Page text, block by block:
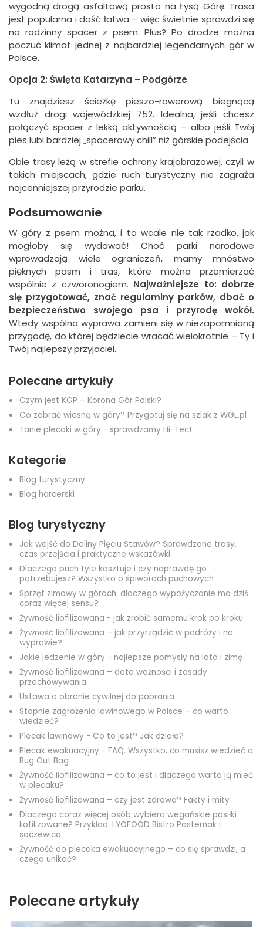
wygodną drogą asfaltową prosto na Łysą Górę. Trasa
jest popularna i dość łatwa – więc świetnie sprawdzi się
na rodzinny spacer z psem. Plus? Po drodze można
poczuć klimat jednej z najbardziej legendarnych gór w
Polsce.
Opcja 2: Święta Katarzyna – Podgórze
Tu znajdziesz ścieżkę pieszo-rowerową biegnącą
wzdłuż drogi wojewódzkiej 752. Idealna, jeśli chcesz
połączyć spacer z lekką aktywnością – albo jeśli Twój
pies lubi bardziej „spacerowy chill” niż górskie podejścia.
Obie trasy leżą w strefie ochrony krajobrazowej, czyli w
takich miejscach, gdzie ruch turystyczny nie zagraża
najcenniejszej przyrodzie parku.
Podsumowanie
W góry z psem można, i to wcale nie tak rzadko, jak
mogłoby się wydawać! Choć parki narodowe
wprowadzają wiele ograniczeń, mamy mnóstwo
pięknych pasm i tras, które można przemierzać
wspólnie z czworonogiem. Najważniejsze to: dobrze
się przygotować, znać regulaminy parków, dbać o
bezpieczeństwo swojego psa i przyrodę wokół.
Wtedy wspólna wyprawa zamieni się w niezapomnianą
przygodę, do której będziecie wracać wielokrotnie – Ty i
Twój najlepszy przyjaciel.
Polecane artykuły
Czym jest KGP – Korona Gór Polski?
Co zabrać wiosną w góry? Przygotuj się na szlak z WGL.pl
Tanie plecaki w góry - sprawdzamy Hi-Tec!
Kategorie
Blog turystyczny
Blog harcerski
Blog turystyczny
Jak wejść do Doliny Pięciu Stawów? Sprawdzone trasy,
czas przejścia i praktyczne wskazówki
Dlaczego puch tyle kosztuje i czy naprawdę go
potrzebujesz? Wszystko o śpiworach puchowych
Sprzęt zimowy w górach: dlaczego wypożyczanie ma dziś
coraz więcej sensu?
Żywność liofilizowana - jak zrobić samemu krok po kroku
Żywność liofilizowana – jak przyrządzić w podróży i na
wyprawie?
Jakie jedzenie w góry - najlepsze pomysły na lato i zimę
Żywność liofilizowana – data ważności i zasady
przechowywania
Ustawa o obronie cywilnej do pobrania
Stopnie zagrożenia lawinowego w Polsce – co warto
wiedzieć?
Plecak lawinowy - Co to jest? Jak działa?
Plecak ewakuacyjny - FAQ. Wszystko, co musisz wiedzieć o
Bug Out Bag
Żywność liofilizowana – co to jest i dlaczego warto ją mieć
w plecaku?
Żywność liofilizowana – czy jest zdrowa? Fakty i mity
Dlaczego coraz więcej osób wybiera wegańskie posiłki
liofilizowane? Przykład: LYOFOOD Bistro Pasternak i
soczewica
Żywność do plecaka ewakuacyjnego – co się sprawdzi, a
czego unikać?
Polecane artykuły